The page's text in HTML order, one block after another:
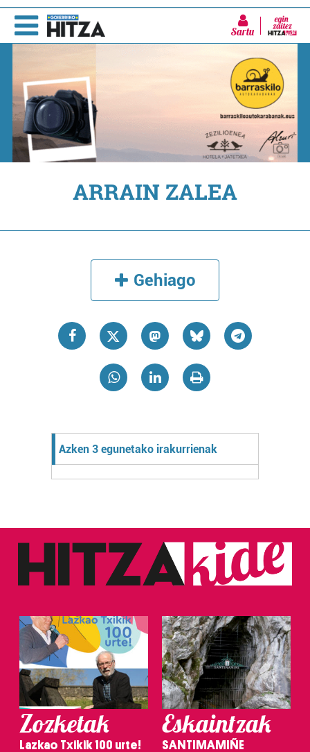
Sartu
ARRAIN ZALEA
Gehiago
Azken 3 egunetako irakurrienak
Zozketak
Lazkao Txikik 100 urte!
Eskaintzak
SANTIMAMIÑE